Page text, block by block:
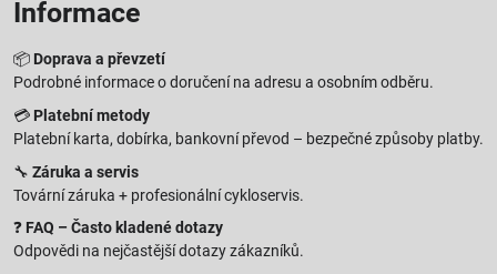
Informace
📦 Doprava a převzetí
Podrobné informace o doručení na adresu a osobním odběru.
💳 Platební metody
Platební karta, dobírka, bankovní převod – bezpečné způsoby platby.
🔧 Záruka a servis
Tovární záruka + profesionální cykloservis.
❓ FAQ – Často kladené dotazy
Odpovědi na nejčastější dotazy zákazníků.